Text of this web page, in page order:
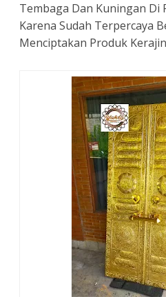
Tembaga Dan Kuningan Di
Karena Sudah Terpercaya
Menciptakan Produk